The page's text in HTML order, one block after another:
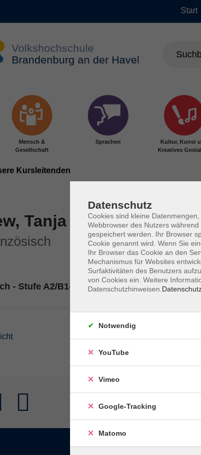
Start
Mensch &
Gesellschaft
Sprachen
Kultur, Kunst
Kreatives
Kursleitenden
Tanja
- Stufe A2/B1- On y va !
Datenschutz
Cookies sind kleine
Webbrowser des Nutzers
gespeichert werden. Ihr Browser
Cookie genannt wird. Wenn Sie
Ihr Browser das Cookie an den
Mechanismus für Websites
Surfaktivitäten des Benutzers
von Cookies ein. Weitere
Datenschutzhinweisen.
Notwendig
YouTube
Vimeo
Google-Tracking
Matomo